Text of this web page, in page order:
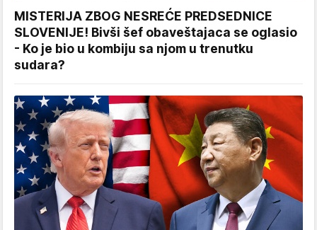
MISTERIJA ZBOG NESREĆE PREDSEDNICE
SLOVENIJE! Bivši šef obaveštajaca se oglasio
- Ko je bio u kombiju sa njom u trenutku
sudara?